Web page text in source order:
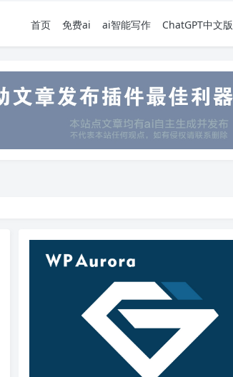
首页 免费ai ai智能写作 ChatGPT中文版